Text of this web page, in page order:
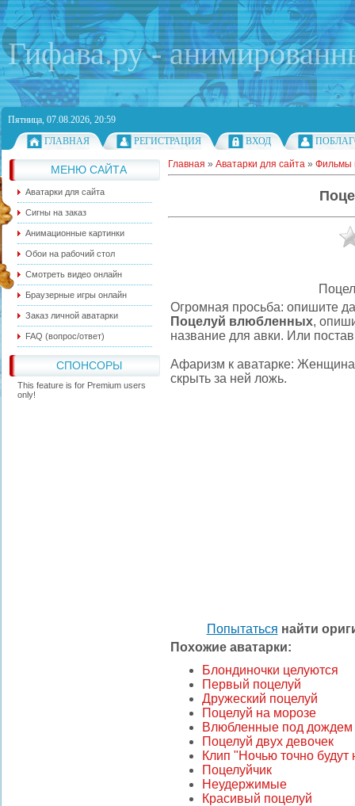
Гифава.ру -
Пятница, 07.08.2026, 20:59
ГЛАВНАЯ
РЕГИСТРАЦИЯ ВХОД
МЕНЮ САЙТА
Аватарки для сайта
Сигны на заказ
Анимационные картинки
Обои на рабочий стол
Смотреть видео онлайн
Браузерные игры онлайн
Заказ личной аватарки
FAQ (вопрос/ответ)
СПОНСОРЫ
This feature is for Premium users
only!
Главная » Аватарки для сайта » Фильмы
Огромная просьба: опишите
Поцелуй влюбленных,
название для авки. Или
Афаризм к аватарке: Женщина
скрыть за ней ложь.
Попытаться найти
Похожие аватарки:
Блондиночки целуются
Первый поцелуй
Дружеский поцелуй
Поцелуй на морозе
Влюбленные под дождем
Поцелуй двух девочек
Клип "Ночью точно будут
Поцелуйчик
Неудержимые
Красивый поцелуй